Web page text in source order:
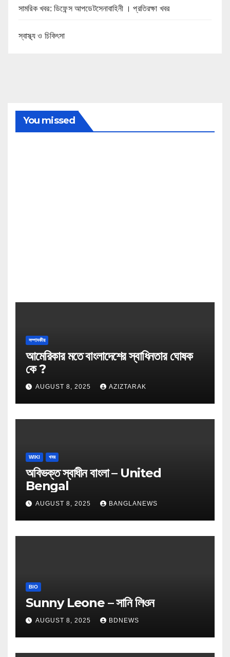
সামরিক খবর: ডিফেন্স আপডেটসেনাবাহিনী । প্রতিরক্ষা খবর
স্বাস্থ্য ও চিকিৎসা
You missed
সম্পাদকীয়
আমেরিকার মতে বাংলাদেশের স্বাধিনতার ঘোষক
কে ?
AUGUST 8, 2025 AZIZTARAK
WIKI খবর
অবিভক্ত স্বাধীন বাংলা – United
Bengal
AUGUST 8, 2025 BANGLANEWS
BIO
Sunny Leone – সানি লিওন
AUGUST 8, 2025 BDNEWS